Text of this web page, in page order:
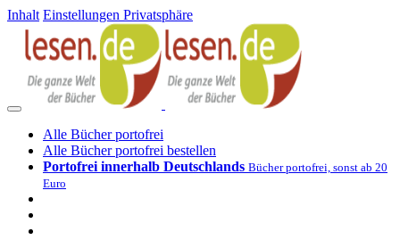
Inhalt Einstellungen Privatsphäre
Alle Bücher portofrei
Alle Bücher portofrei bestellen
Portofrei innerhalb Deutschlands Bücher portofrei, sonst ab 20
Euro